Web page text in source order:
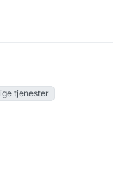
tjenester